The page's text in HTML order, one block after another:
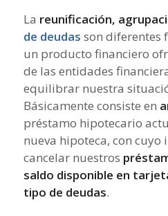
La reunificación,
de deudas son diferentes
un producto financiero
de las entidades
equilibrar nuestra
Básicamente consiste en
préstamo hipotecario
nueva hipoteca, con
cancelar nuestros
saldo disponible en
tipo de deudas.